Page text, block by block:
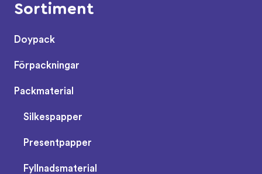
Sortiment
Doypack
Förpackningar
Packmaterial
Silkespapper
Presentpapper
Fyllnadsmaterial